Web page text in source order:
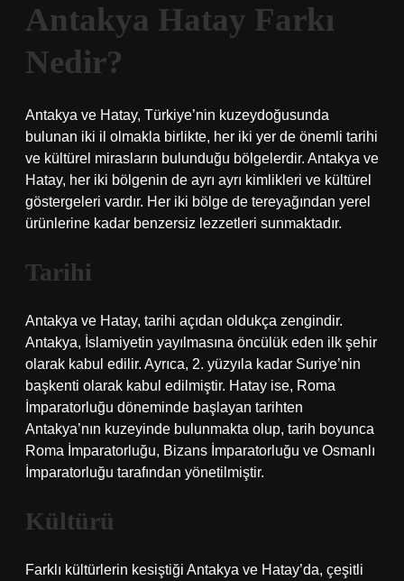
Antakya Hatay Farkı
Nedir?
Antakya ve Hatay, Türkiye’nin kuzeydoğusunda
bulunan iki il olmakla birlikte, her iki yer de önemli tarihi
ve kültürel mirasların bulunduğu bölgelerdir. Antakya ve
Hatay, her iki bölgenin de ayrı ayrı kimlikleri ve kültürel
göstergeleri vardır. Her iki bölge de tereyağından yerel
ürünlerine kadar benzersiz lezzetleri sunmaktadır.
Tarihi
Antakya ve Hatay, tarihi açıdan oldukça zengindir.
Antakya, İslamiyetin yayılmasına öncülük eden ilk şehir
olarak kabul edilir. Ayrıca, 2. yüzyıla kadar Suriye’nin
başkenti olarak kabul edilmiştir. Hatay ise, Roma
İmparatorluğu döneminde başlayan tarihten
Antakya’nın kuzeyinde bulunmakta olup, tarih boyunca
Roma İmparatorluğu, Bizans İmparatorluğu ve Osmanlı
İmparatorluğu tarafından yönetilmiştir.
Kültürü
Farklı kültürlerin kesiştiği Antakya ve Hatay’da, çeşitli